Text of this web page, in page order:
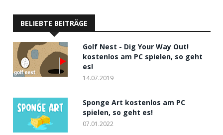
BELIEBTE BEITRÄGE
Golf Nest - Dig Your Way Out!
kostenlos am PC spielen, so geht
es!
14.07.2019
Sponge Art kostenlos am PC
spielen, so geht es!
07.01.2022